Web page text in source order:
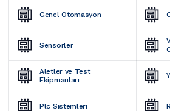
Genel Otomasyon
Sensörler
Aletler ve Test
Ekipmanları
Plc Sistemleri